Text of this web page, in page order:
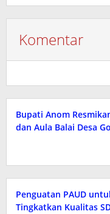
Komentar
Bupati Anom
dan Aula Balai Desa
Penguatan PAUD
Tingkatkan Kualitas